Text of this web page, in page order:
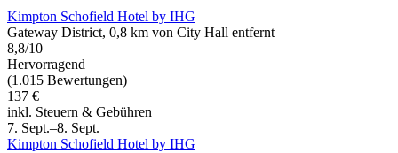
Kimpton Schofield Hotel by IHG
Gateway District, 0,8 km von City Hall entfernt
8,8/10
Hervorragend
(1.015 Bewertungen)
137 €
inkl. Steuern & Gebühren
7. Sept.–8. Sept.
Kimpton Schofield Hotel by IHG